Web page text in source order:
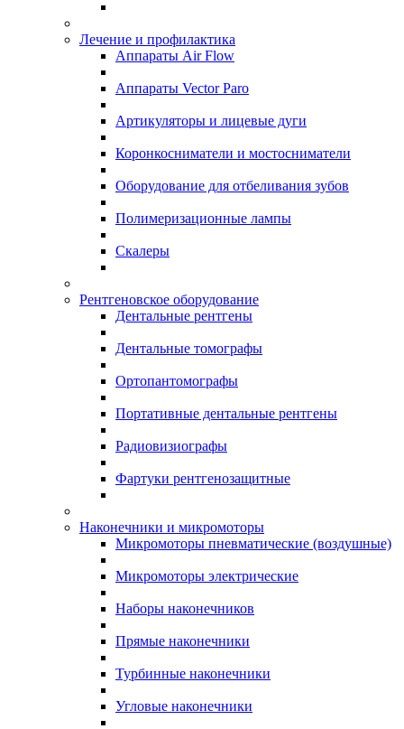
Лечение и профилактика
Аппараты Air Flow
Аппараты Vector Paro
Артикуляторы и лицевые дуги
Коронкосниматели и мостосниматели
Оборудование для отбеливания зубов
Полимеризационные лампы
Скалеры
Рентгеновское оборудование
Дентальные рентгены
Дентальные томографы
Ортопантомографы
Портативные дентальные рентгены
Радиовизиографы
Фартуки рентгенозащитные
Наконечники и микромоторы
Микромоторы пневматические (воздушные)
Микромоторы электрические
Наборы наконечников
Прямые наконечники
Турбинные наконечники
Угловые наконечники